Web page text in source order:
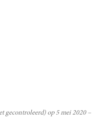
gecontroleerd) op 5 mei 2020 –